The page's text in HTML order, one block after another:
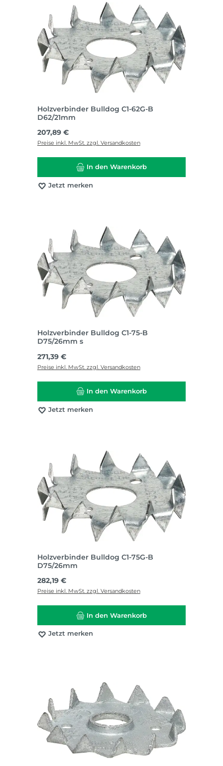
Holzverbinder Bulldog C1-62G-B
D62/21mm
Regulärer Preis:
207,89 €
Preise inkl. MwSt. zzgl. Versandkosten
In den Warenkorb
Jetzt merken
Holzverbinder Bulldog C1-75-B
D75/26mm s
Regulärer Preis:
271,39 €
Preise inkl. MwSt. zzgl. Versandkosten
In den Warenkorb
Jetzt merken
Holzverbinder Bulldog C1-75G-B
D75/26mm
Regulärer Preis:
282,19 €
Preise inkl. MwSt. zzgl. Versandkosten
In den Warenkorb
Jetzt merken